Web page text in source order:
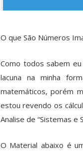
O que São Números
Como todos sabem
lacuna na minha
matemáticos, porém
estou revendo os
Analise de “Sistemas e
O Material abaixo é